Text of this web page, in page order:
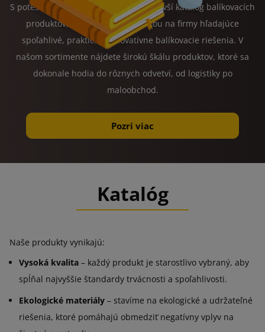
S potesením predstavujeme náš najnovší katalóg balíkovacích
produktov, vytvorený s myšlienkou na firmy hľadajúce
spoľahlivé, praktické a inovatívne balíkovacie riešenia. V
našom sortimente nájdete širokú škálu produktov, ktoré sa
dokonale hodia do rôznych odvetví, od logistiky po
maloobchod.
Pozri viac
Katalóg
Naše produkty vynikajú:
Vysoká kvalita – každý produkt je starostlivo vybraný, aby
spĺňal najvyššie štandardy trvácnosti a spoľahlivosti.
Ekologické materiály – stavíme na ekologické a udržateľné
riešenia, ktoré pomáhajú obmedziť negatívny vplyv na